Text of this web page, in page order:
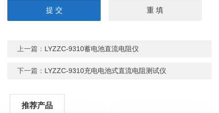
上一篇： LYZZC-9310蓄电池直流电阻仪
下一篇： LYZZC-9310充电电池式直流电阻测试仪
推荐产品